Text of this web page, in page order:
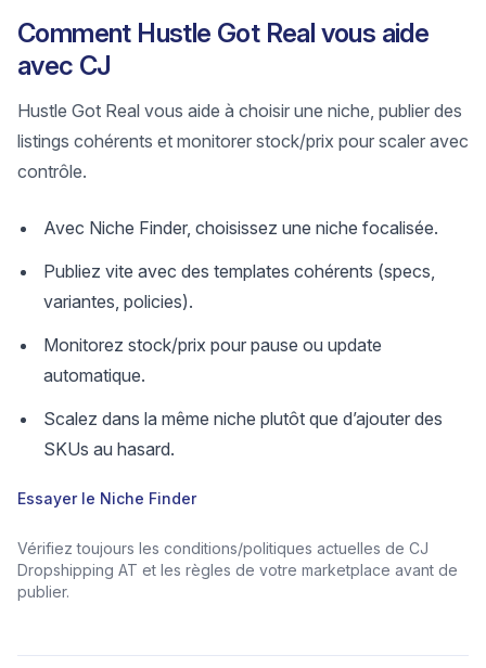
Comment Hustle Got Real vous aide
avec CJ
Hustle Got Real vous aide à choisir une niche, publier des
listings cohérents et monitorer stock/prix pour scaler avec
contrôle.
Avec Niche Finder, choisissez une niche focalisée.
Publiez vite avec des templates cohérents (specs,
variantes, policies).
Monitorez stock/prix pour pause ou update
automatique.
Scalez dans la même niche plutôt que d’ajouter des
SKUs au hasard.
Essayer le Niche Finder
Vérifiez toujours les conditions/politiques actuelles de CJ
Dropshipping AT et les règles de votre marketplace avant de
publier.